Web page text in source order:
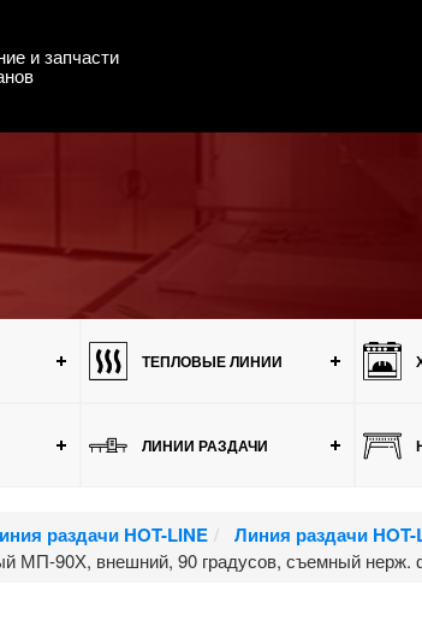
и запчасти
ТЕПЛОВЫЕ ЛИНИИ
ЛИНИИ РАЗДАЧИ
раздачи HOT-LINE Линия раздачи HOT-
МП-90Х, внешний, 90 градусов, съемный нерж.